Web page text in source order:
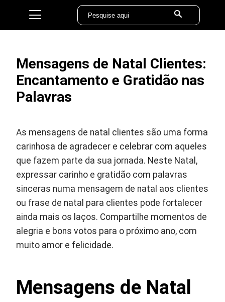
Mensagens de Natal Clientes:
Encantamento e Gratidão nas
Palavras
As mensagens de natal clientes são uma forma
carinhosa de agradecer e celebrar com aqueles
que fazem parte da sua jornada. Neste Natal,
expressar carinho e gratidão com palavras
sinceras numa mensagem de natal aos clientes
ou frase de natal para clientes pode fortalecer
ainda mais os laços. Compartilhe momentos de
alegria e bons votos para o próximo ano, com
muito amor e felicidade.
Mensagens de Natal